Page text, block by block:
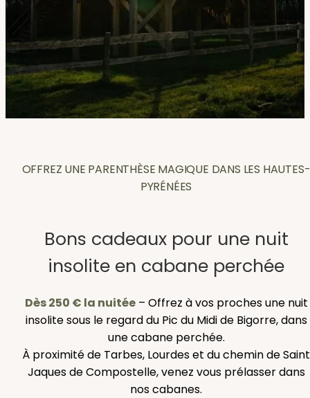
OFFREZ UNE PARENTHÈSE MAGIQUE DANS LES HAUTES-
PYRÉNÉES
Bons cadeaux pour une nuit
insolite en cabane perchée
Dès 250 € la nuitée– Offrez à vos proches une nuit
insolite sous le regard du Pic du Midi de Bigorre, dans
une cabane perchée.
À proximité de Tarbes, Lourdes et du chemin de Saint
Jaques de Compostelle, venez vous prélasser dans
nos cabanes.